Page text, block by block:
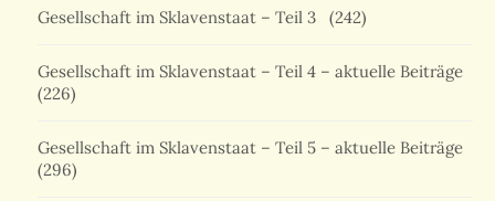
Gesellschaft im Sklavenstaat – Teil 3 (242)
Gesellschaft im Sklavenstaat – Teil 4 – aktuelle Beiträge
(226)
Gesellschaft im Sklavenstaat – Teil 5 – aktuelle Beiträge
(296)